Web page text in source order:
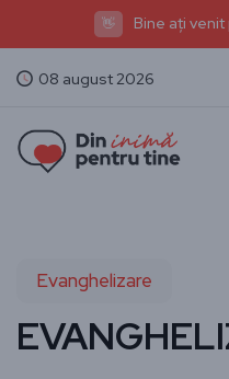
👋 Bine ați
08 august 2026
Evanghelizare